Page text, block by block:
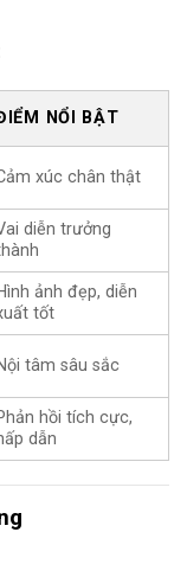
NỔI BẬT
xúc chân thật
diễn trưởng
ảnh đẹp, diễn
tốt
tâm sâu sắc
hồi tích cực,
dẫn